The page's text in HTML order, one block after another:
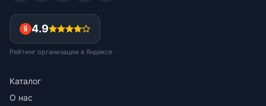
4.9
Рейтинг организации в Яндексе
Каталог
О нас